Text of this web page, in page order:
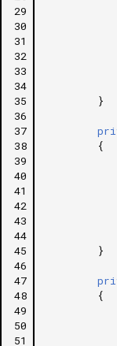
29
30
31
32
33
34
35
36
37
38
39
40
41
42
43
44
45
46
47
48
49
50
51
}
{
}
{